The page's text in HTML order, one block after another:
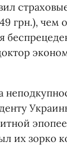
грн.),
их зорко